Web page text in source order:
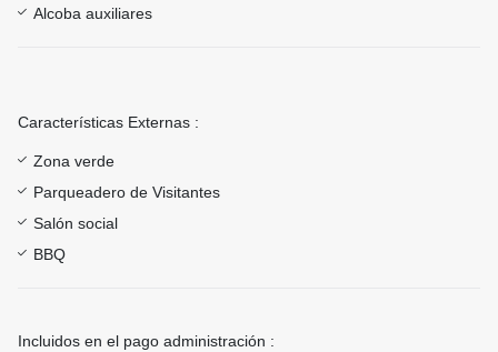
Alcoba auxiliares
Características Externas :
Zona verde
Parqueadero de Visitantes
Salón social
BBQ
Incluidos en el pago administración :